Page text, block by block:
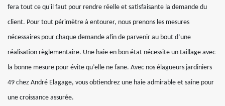
fera tout ce qu'il faut pour rendre réelle et satisfaisante la demande du
client. Pour tout périmètre à entourer, nous prenons les mesures
nécessaires pour chaque demande afin de parvenir au bout d’une
réalisation règlementaire. Une haie en bon état nécessite un taillage avec
la bonne mesure pour évite qu’elle ne fane. Avec nos élagueurs jardiniers
49 chez André Elagage, vous obtiendrez une haie admirable et saine pour
une croissance assurée.